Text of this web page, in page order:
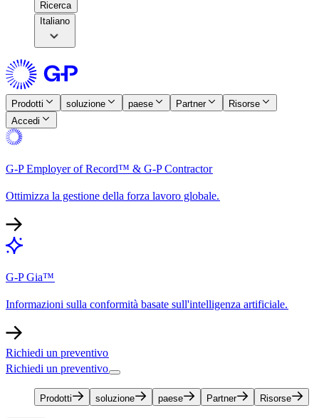
Ricerca​​
Italiano
Prodotti​​ soluzione​​ paese​​ Partner​​
Risorse​​
Accedi​​
G-P Employer of Record™ & G-P Contractor​​
Ottimizza la gestione della forza lavoro globale.​​
G-P Gia™​​
Informazioni sulla conformità basate sull'intelligenza artificiale.​​
Richiedi un preventivo​​
Richiedi un preventivo​​
Prodotti​​ soluzione​​ paese​​ Partner​​ Risorse​​